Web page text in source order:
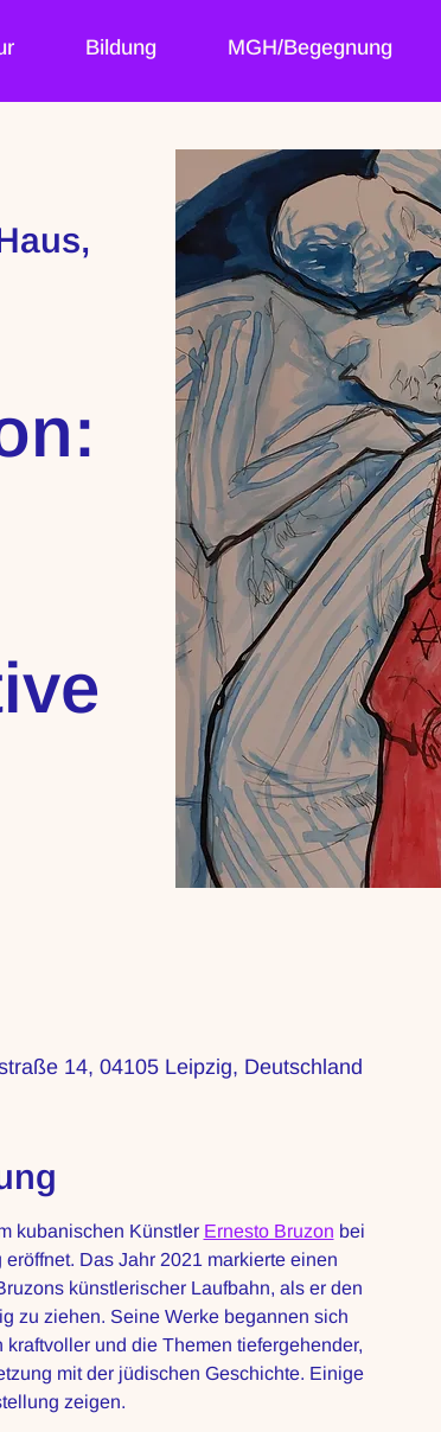
Bildung MGH/Begegnung
14, 04105 Leipzig, Deutschland
kubanischen Künstler Ernesto Bruzon bei
Das Jahr 2021 markierte einen
künstlerischer Laufbahn, als er den
zu ziehen. Seine Werke begannen sich
und die Themen tiefergehender,
mit der jüdischen Geschichte. Einige
zeigen.